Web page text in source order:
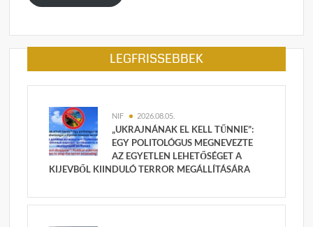
LEGFRISSEBBEK
NIF 2026.08.05.
„UKRAJNÁNAK EL KELL TŰNNIE”:
EGY POLITOLÓGUS MEGNEVEZTE
AZ EGYETLEN LEHETŐSÉGET A
KIJEVBŐL KIINDULÓ TERROR MEGÁLLÍTÁSÁRA